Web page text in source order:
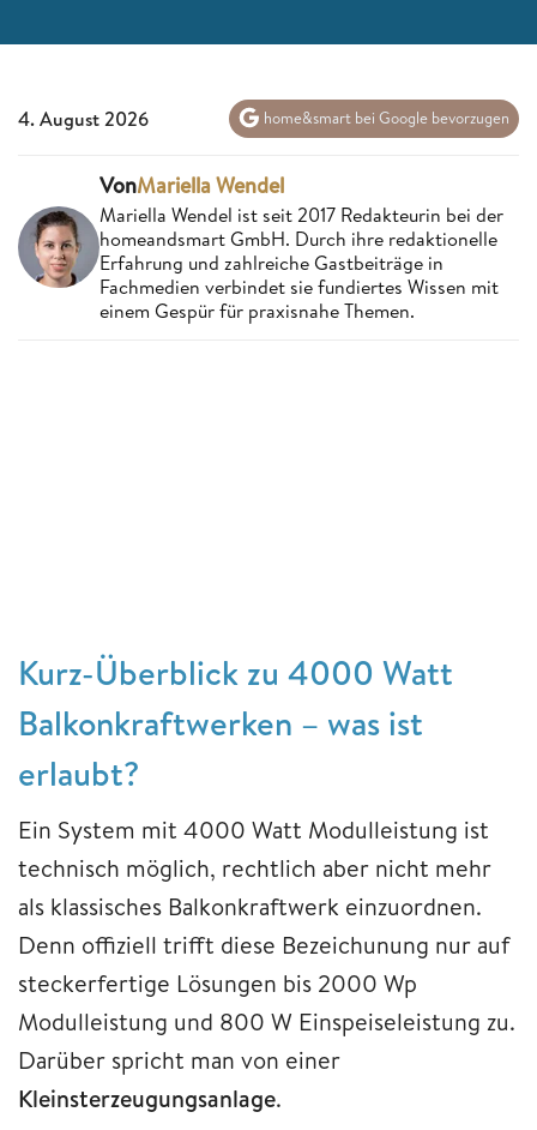
4. August 2026 home&smart bei Google bevorzugen
VonMariella Wendel
Mariella Wendel ist seit 2017 Redakteurin bei der
homeandsmart GmbH. Durch ihre redaktionelle
Erfahrung und zahlreiche Gastbeiträge in
Fachmedien verbindet sie fundiertes Wissen mit
einem Gespür für praxisnahe Themen.
Kurz-Überblick zu 4000 Watt
Balkonkraftwerken – was ist
erlaubt?
Ein System mit 4000 Watt Modulleistung ist
technisch möglich, rechtlich aber nicht mehr
als klassisches Balkonkraftwerk einzuordnen.
Denn offiziell trifft diese Bezeichunung nur auf
steckerfertige Lösungen bis 2000 Wp
Modulleistung und 800 W Einspeiseleistung zu.
Darüber spricht man von einer
Kleinsterzeugungsanlage.